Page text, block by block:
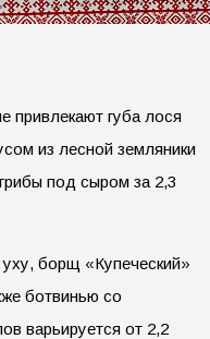
привлекают губа лося
из лесной земляники
под сыром за 2,3
борщ «Купеческий»
ботвинью со
варьируется от 2,2